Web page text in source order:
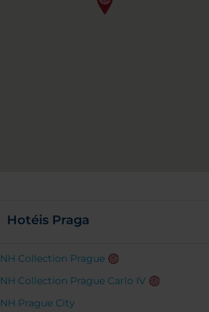
Hotéis Praga
NH Collection Prague
NH Collection Prague Carlo IV
NH Prague City